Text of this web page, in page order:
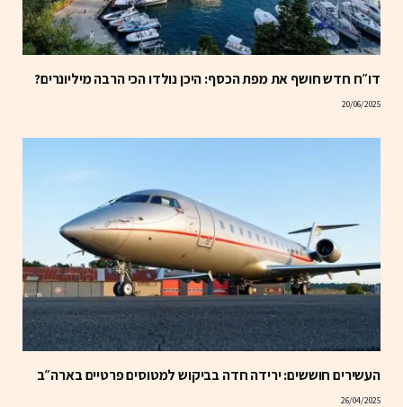
דו״ח חדש חושף את מפת הכסף: היכן נולדו הכי הרבה מיליונרים?
20/06/2025
העשירים חוששים: ירידה חדה בביקוש למטוסים פרטיים בארה״ב
26/04/2025